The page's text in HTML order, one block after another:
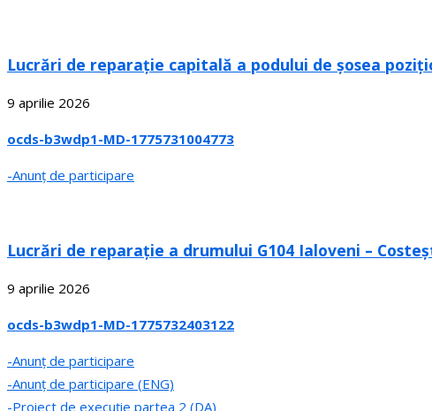
Lucrări de reparație capitală a podului de șosea
9 aprilie 2026
ocds-b3wdp1-MD-1775731004773
-Anunț de participare
Lucrări de reparație a drumului G104 Ialoveni –
9 aprilie 2026
ocds-b3wdp1-MD-1775732403122
-Anunț de participare
-Anunț de participare (ENG)
-Proiect de execuție partea 2 (DA)